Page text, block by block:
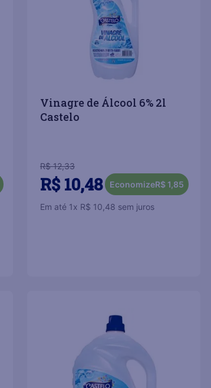
Vinagre de Álcool 6% 2l
Castelo
R$ 12,33
R$ 10,48 EconomizeR$ 1,85
Em até 1x R$ 10 48 sem juros